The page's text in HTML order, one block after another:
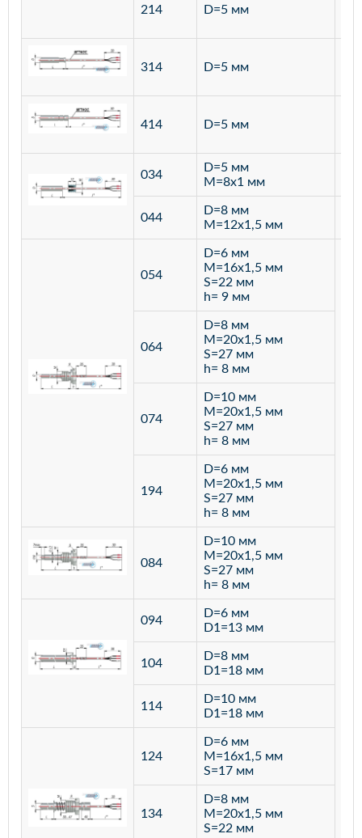
214 D=5 мм
314 D=5 мм
414 D=5 мм
034
D=5 мм
M=8х1 мм
044
D=8 мм
M=12х1,5 мм
054
D=6 мм
M=16х1,5 мм
S=22 мм
h= 9 мм
064
D=8 мм
M=20х1,5 мм
S=27 мм
h= 8 мм
074
D=10 мм
M=20х1,5 мм
S=27 мм
h= 8 мм
194
D=6 мм
M=20х1,5 мм
S=27 мм
h= 8 мм
084
D=10 мм
M=20х1,5 мм
S=27 мм
h= 8 мм
094
D=6 мм
D1=13 мм
104
D=8 мм
D1=18 мм
114
D=10 мм
D1=18 мм
124
D=6 мм
M=16х1,5 мм
S=17 мм
134
D=8 мм
M=20х1,5 мм
S=22 мм